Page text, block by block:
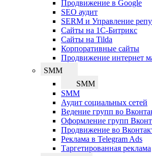
Продвижение в Google
SEO аудит
SERM и Управление
Сайты на 1С-Битрикс
Сайты на Tilda
Корпоративные сайты
Продвижение интернет
SMM
SMM
SMM
Аудит социальных сетей
Ведение групп во
Оформление групп
Продвижение во
Реклама в Telegram Ads
Таргетированная реклама